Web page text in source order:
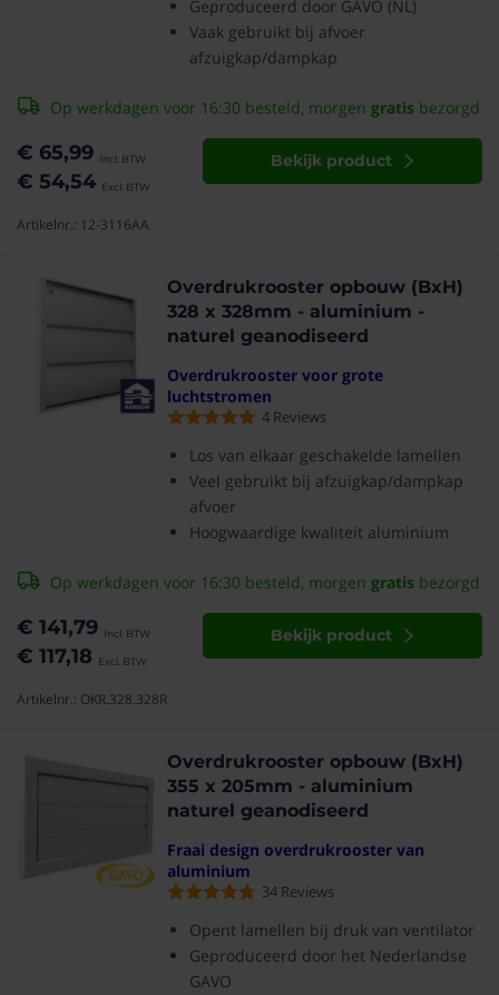
Geproduceerd door GAVO (NL)
Vaak gebruikt bij afvoer
afzuigkap/dampkap
€ 65,99
€ 54,54
Op werkdagen voor 16:30 besteld, morgen gratis bezorgd
Bekijk product
Artikelnr.: 12-3116AA
Overdrukrooster opbouw (BxH)
328 x 328mm - aluminium -
naturel geanodiseerd
Overdrukrooster voor grote
luchtstromen
4 Reviews
Los van elkaar geschakelde lamellen
Veel gebruikt bij afzuigkap/dampkap
afvoer
Hoogwaardige kwaliteit aluminium
€ 141,79
€ 117,18
Op werkdagen voor 16:30 besteld, morgen gratis bezorgd
Bekijk product
Artikelnr.: OKR.328.328R
Overdrukrooster opbouw (BxH)
355 x 205mm - aluminium
naturel geanodiseerd
Fraai design overdrukrooster van
aluminium
34 Reviews
Opent lamellen bij druk van ventilator
Geproduceerd door het Nederlandse
GAVO